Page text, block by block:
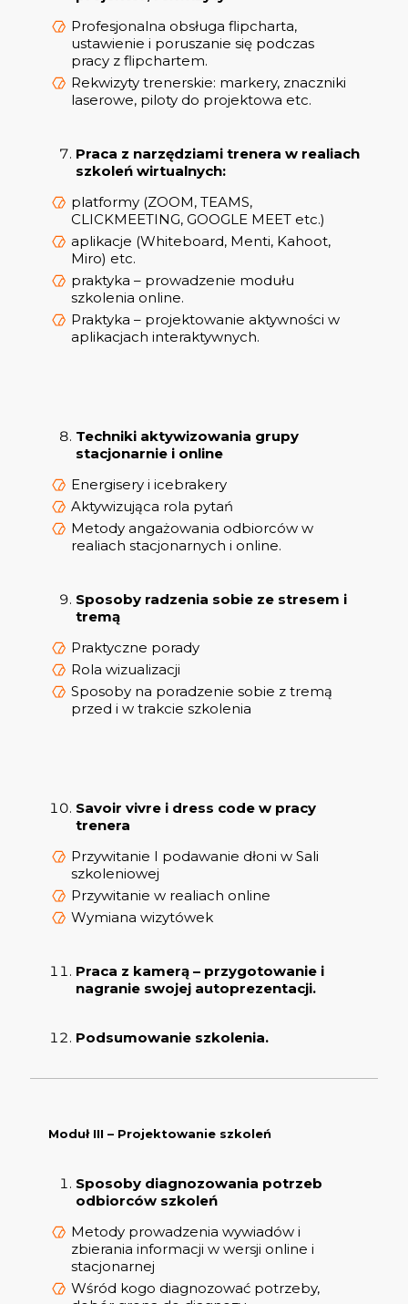
Profesjonalna obsługa flipcharta,
ustawienie i poruszanie się podczas
pracy z flipchartem.
Rekwizyty trenerskie: markery, znaczniki
laserowe, piloty do projektowa etc.
Praca z narzędziami trenera w realiach
szkoleń wirtualnych:
platformy (ZOOM, TEAMS,
CLICKMEETING, GOOGLE MEET etc.)
aplikacje (Whiteboard, Menti, Kahoot,
Miro) etc.
praktyka – prowadzenie modułu
szkolenia online.
Praktyka – projektowanie aktywności w
aplikacjach interaktywnych.
Techniki aktywizowania grupy
stacjonarnie i online
Energisery i icebrakery
Aktywizująca rola pytań
Metody angażowania odbiorców w
realiach stacjonarnych i online.
Sposoby radzenia sobie ze stresem i
tremą
Praktyczne porady
Rola wizualizacji
Sposoby na poradzenie sobie z tremą
przed i w trakcie szkolenia
Savoir vivre i dress code w pracy
trenera
Przywitanie I podawanie dłoni w Sali
szkoleniowej
Przywitanie w realiach online
Wymiana wizytówek
Praca z kamerą – przygotowanie i
nagranie swojej autoprezentacji.
Podsumowanie szkolenia.
Moduł III – Projektowanie szkoleń
Sposoby diagnozowania potrzeb
odbiorców szkoleń
Metody prowadzenia wywiadów i
zbierania informacji w wersji online i
stacjonarnej
Wśród kogo diagnozować potrzeby,